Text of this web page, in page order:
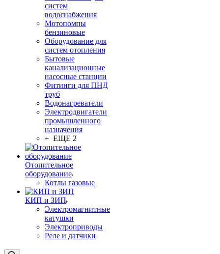
систем
водоснабжения
Мотопомпы
бензиновые
Оборудование для
систем отопления
Бытовые
канализационные
насосные станции
Фитинги для ПНД
труб
Водонагреватели
Электродвигатели
промышленного
назначения
+ ЕЩЕ 2
Отопительное
оборудование
Котлы газовые
КИП и ЗИП
Электромагнитные
катушки
Электроприводы
Реле и датчики